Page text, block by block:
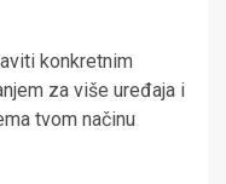
konkretnim
za više uređaja i
tvom načinu